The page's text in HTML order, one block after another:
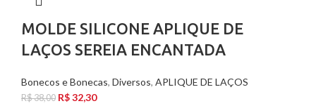
MOLDE SILICONE APLIQUE DE
LAÇOS SEREIA ENCANTADA
Bonecos e Bonecas, Diversos, APLIQUE DE LAÇOS
R$38,00 R$32,30